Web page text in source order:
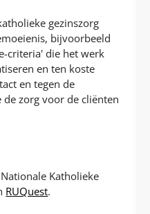
gezinszorg
bijvoorbeeld
criteria' die het werk
en ten koste
en tegen de
de zorg voor de cliënten
Katholieke
RUQuest.